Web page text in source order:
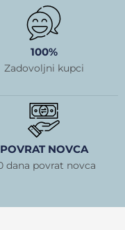
100%
Zadovoljni kupci
POVRAT NOVCA
dana povrat novca